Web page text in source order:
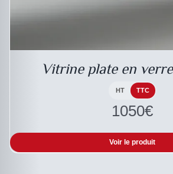
Vitrine plate en
HT TTC
1050€
Voir le produit